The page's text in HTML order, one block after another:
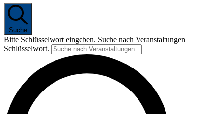
Suche
Bitte Schlüsselwort eingeben. Suche nach Veranstaltungen
Schlüsselwort.